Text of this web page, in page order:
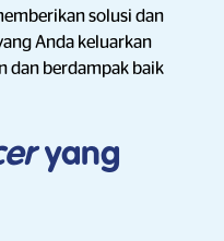
solusi dan
Anda keluarkan
dan berdampak baik
yang